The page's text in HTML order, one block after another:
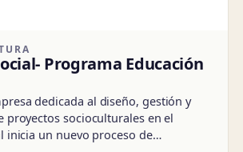
Programa Educación
dedicada al diseño, gestión y
proyectos socioculturales en el
inicia un nuevo proceso de…